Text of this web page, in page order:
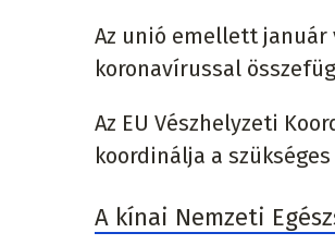
Az unió emellett
koronavírussal
Az EU Vészhelyzeti
koordinálja a
A kínai Nemzeti